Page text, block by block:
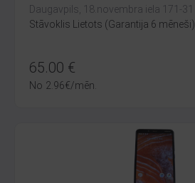
Daugavpils, 18.novembra iela 171-31
Stāvoklis Lietots (Garantija 6 mēneši)
65.00 €
No 2.96€/mēn.